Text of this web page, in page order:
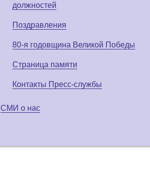
должностей
Поздравления
80-я годовщина Великой Победы
Страница памяти
Контакты Пресс-службы
СМИ о нас